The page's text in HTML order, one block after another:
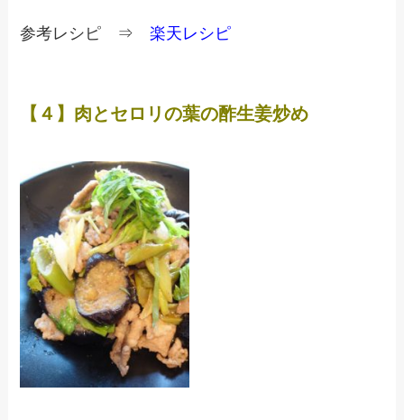
参考レシピ ⇒楽天レシピ
【４】肉とセロリの葉の酢生姜炒め